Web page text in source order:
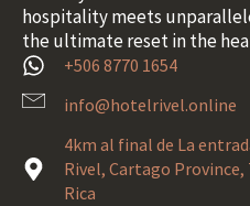
hospitality meets
the ultimate reset in the
+506 8770 1654
info@hotelrivel.online
4km al final de La
Rivel, Cartago
Rica